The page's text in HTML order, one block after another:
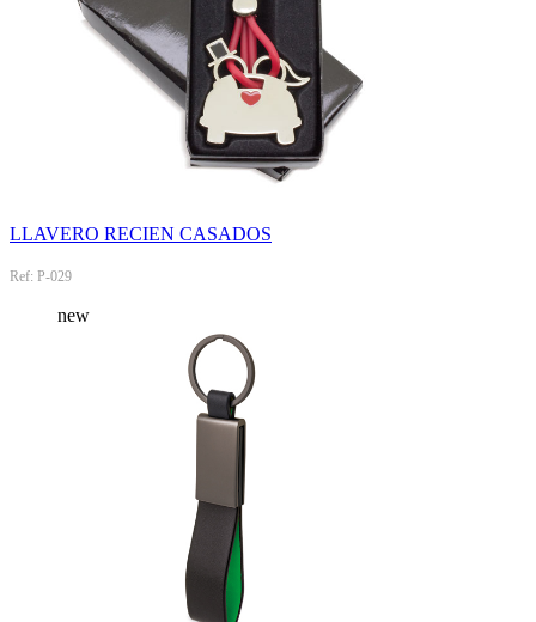
LLAVERO RECIEN CASADOS
Ref: P-029
new